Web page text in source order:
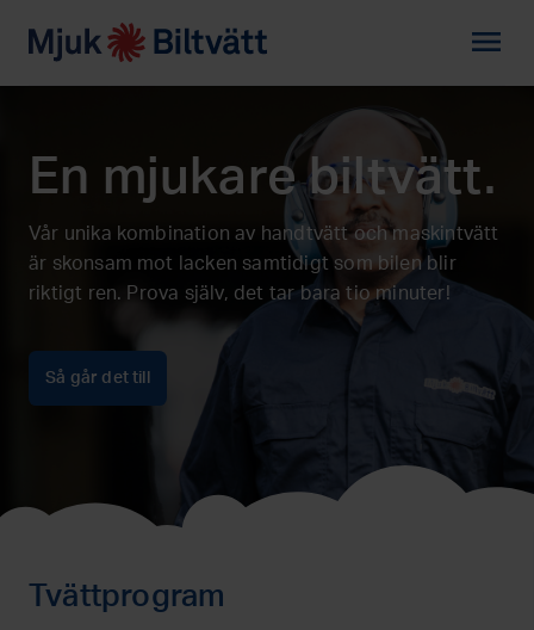
menu
En mjukare biltvätt.
Vår unika kombination av handtvätt och maskintvätt
är skonsam mot lacken samtidigt som bilen blir
riktigt ren. Prova själv, det tar bara tio minuter!
Så går det till
Tvättprogram